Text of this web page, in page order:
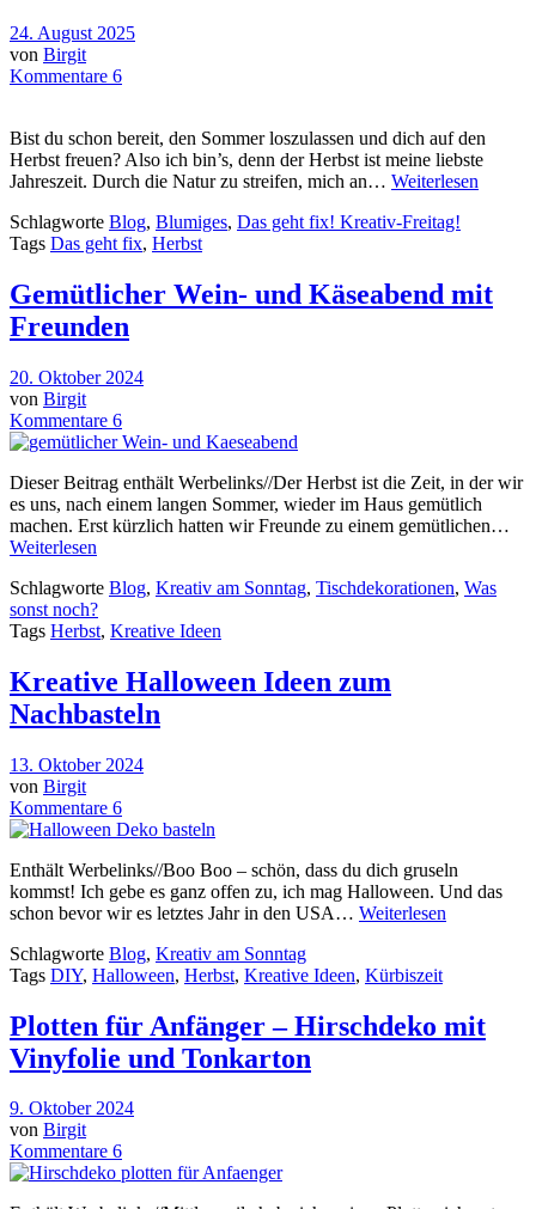
24. August 2025
von Birgit
Kommentare 6
Bist du schon bereit, den Sommer loszulassen und dich auf den
Herbst freuen? Also ich bin’s, denn der Herbst ist meine liebste
Jahreszeit. Durch die Natur zu streifen, mich an… Weiterlesen
Schlagworte Blog, Blumiges, Das geht fix! Kreativ-Freitag!
Tags Das geht fix, Herbst
Gemütlicher Wein- und Käseabend mit
Freunden
20. Oktober 2024
von Birgit
Kommentare 6
Dieser Beitrag enthält Werbelinks//Der Herbst ist die Zeit, in der wir
es uns, nach einem langen Sommer, wieder im Haus gemütlich
machen. Erst kürzlich hatten wir Freunde zu einem gemütlichen…
Weiterlesen
Schlagworte Blog, Kreativ am Sonntag, Tischdekorationen, Was
sonst noch?
Tags Herbst, Kreative Ideen
Kreative Halloween Ideen zum
Nachbasteln
13. Oktober 2024
von Birgit
Kommentare 6
Enthält Werbelinks//Boo Boo – schön, dass du dich gruseln
kommst! Ich gebe es ganz offen zu, ich mag Halloween. Und das
schon bevor wir es letztes Jahr in den USA… Weiterlesen
Schlagworte Blog, Kreativ am Sonntag
Tags DIY, Halloween, Herbst, Kreative Ideen, Kürbiszeit
Plotten für Anfänger – Hirschdeko mit
Vinyfolie und Tonkarton
9. Oktober 2024
von Birgit
Kommentare 6